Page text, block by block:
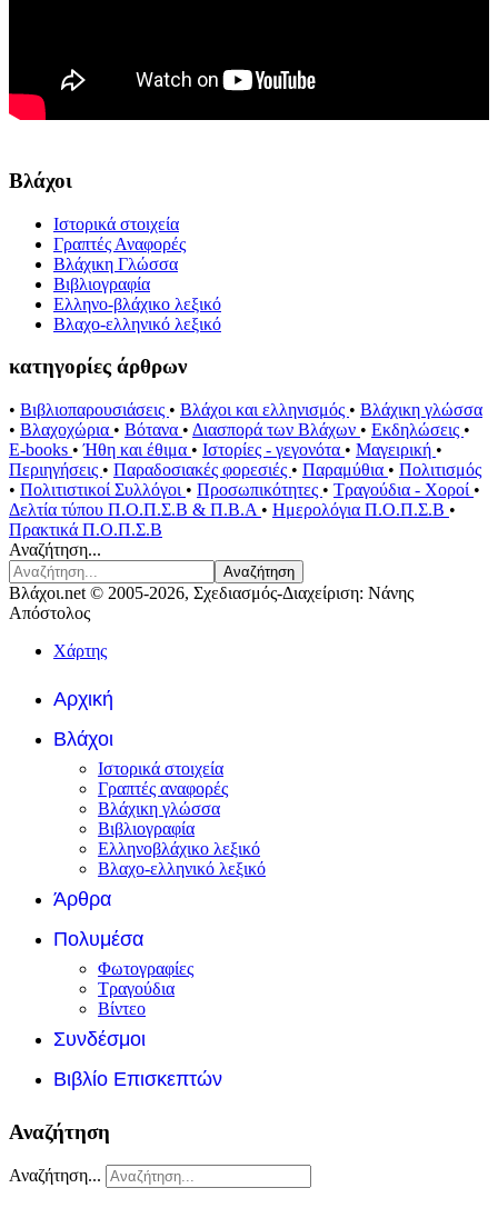
Βλάχοι
Ιστορικά στοιχεία
Γραπτές Αναφορές
Βλάχικη Γλώσσα
Βιβλιογραφία
Ελληνο-βλάχικο λεξικό
Βλαχο-ελληνικό λεξικό
κατηγορίες άρθρων
• Βιβλιοπαρουσιάσεις • Βλάχοι και ελληνισμός • Βλάχικη γλώσσα
• Βλαχοχώρια • Βότανα • Διασπορά των Βλάχων • Εκδηλώσεις •
E-books •Ήθη και έθιμα • Ιστορίες - γεγονότα • Μαγειρική •
Περιηγήσεις • Παραδοσιακές φορεσιές • Παραμύθια • Πολιτισμός
• Πολιτιστικοί Συλλόγοι • Προσωπικότητες • Τραγούδια - Χοροί •
Δελτία τύπου Π.Ο.Π.Σ.Β & Π.Β.Α • Ημερολόγια Π.Ο.Π.Σ.Β •
Πρακτικά Π.Ο.Π.Σ.Β
Αναζήτηση...
Αναζήτηση
Βλάχοι.net © 2005-2026, Σχεδιασμός-Διαχείριση: Νάνης
Απόστολος
Χάρτης
Αρχική
Βλάχοι
Ιστορικά στοιχεία
Γραπτές αναφορές
Βλάχικη γλώσσα
Βιβλιογραφία
Ελληνοβλάχικο λεξικό
Βλαχο-ελληνικό λεξικό
Άρθρα
Πολυμέσα
Φωτογραφίες
Τραγούδια
Βίντεο
Συνδέσμοι
Βιβλίο Επισκεπτών
Αναζήτηση
Αναζήτηση...